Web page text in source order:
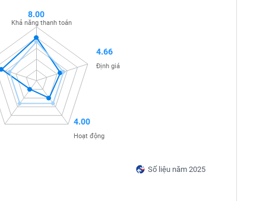
Số liệu năm 2025
8.00
Khả năng thanh toán
4.66
Định giá
4.00
Hoạt động